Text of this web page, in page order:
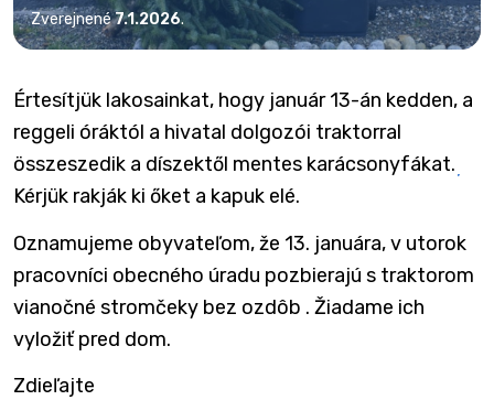
Zverejnené7.1.2026.
Értesítjük lakosainkat, hogy január 13-án kedden, a
reggeli óráktól a hivatal dolgozói traktorral
összeszedik a díszektől mentes karácsonyfákat.
Kérjük rakják ki őket a kapuk elé.
Oznamujeme obyvateľom, že 13. januára, v utorok
pracovníci obecného úradu pozbierajú s traktorom
vianočné stromčeky bez ozdôb . Žiadame ich
vyložiť pred dom.
Zdieľajte